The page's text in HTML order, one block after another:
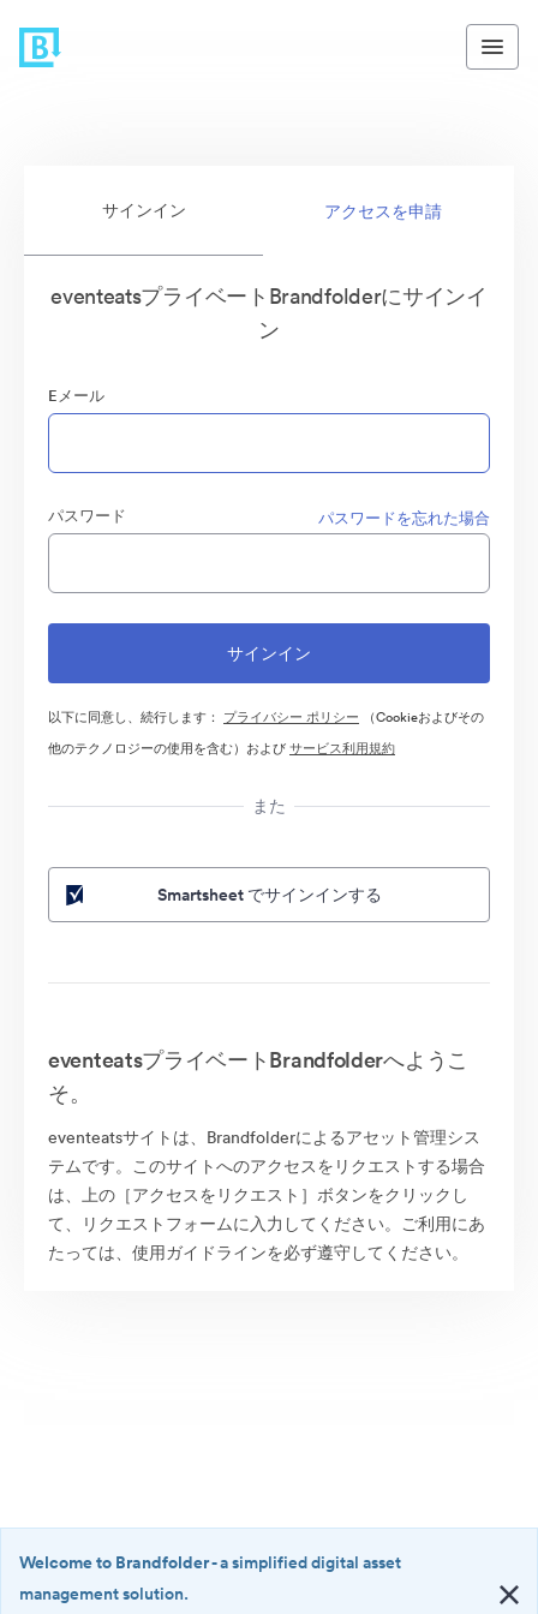
サインイン アクセスを申請
eventeatsプライベートBrandfolderにサインイ
ン
Eメール
パスワード パスワードを忘れた場合
以下に同意し、続行します： プライバシー ポリシー （Cookieおよびその
他のテクノロジーの使用を含む）およびサービス利用規約
また
Smartsheet でサインインする
eventeatsプライベートBrandfolderへようこ
そ。
eventeatsサイトは、Brandfolderによるアセット管理シス
テムです。このサイトへのアクセスをリクエストする場合
は、上の［アクセスをリクエスト］ボタンをクリックし
て、リクエストフォームに入力してください。ご利用にあ
たっては、使用ガイドラインを必ず遵守してください。
Welcome to Brandfolder- a simplified digital asset
management solution.